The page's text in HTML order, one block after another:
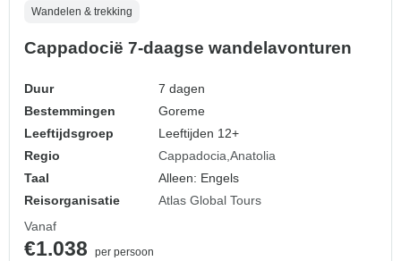
Wandelen & trekking
Cappadocië 7-daagse wandelavonturen
Duur
7 dagen
Bestemmingen
Goreme
Leeftijdsgroep
Leeftijden 12+
Regio
Cappadocia Anatolia
Taal
Alleen: Engels
Reisorganisatie
Atlas Global Tours
Vanaf
€1.038
per persoon